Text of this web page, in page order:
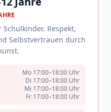
Respekt,
Selbstvertrauen durch
Mo 17:00–18:00 Uhr
Di 17:00–18:00 Uhr
Mi 17:00–18:00 Uhr
Fr 17:00–18:00 Uhr